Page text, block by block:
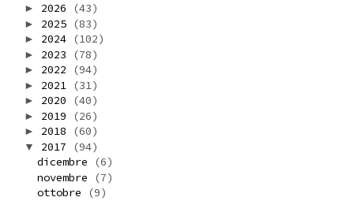
► 2026 (43)
► 2025 (83)
► 2024 (102)
► 2023 (78)
► 2022 (94)
► 2021 (31)
► 2020 (40)
► 2019 (26)
► 2018 (60)
▼ 2017
(94)
dicembre
(6)
novembre
(7)
ottobre
(9)